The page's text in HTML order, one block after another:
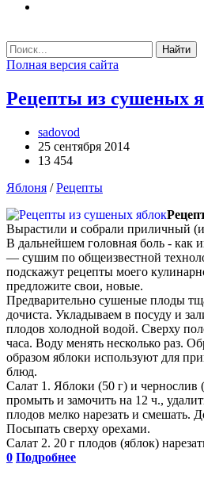
Найти
Полная версия сайта
Рецепты из сушеных
sadovod
25 сентября 2014
13 454
Яблоня /Рецепты
Вырастили и собрали приличный
В дальнейшем головная боль - как
— сушим по общеизвестной
подскажут рецепты моего
предложите свои, новые.
Предварительно сушеные плоды
дочиста. Укладываем в посуду и
плодов холодной водой. Сверху
часа. Воду менять несколько раз.
образом яблоки используют для
блюд.
Салат 1. Яблоки (50 г) и
промыть и замочить на 12 ч.,
плодов мелко нарезать и смешать.
Посыпать сверху орехами.
Салат 2. 20 г плодов (яблок)
0 Подробнее